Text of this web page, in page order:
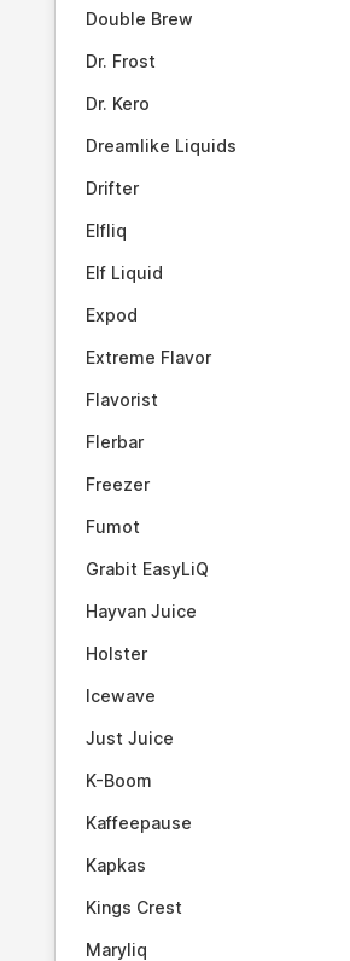
Double Brew
Dr. Frost
Dr. Kero
Dreamlike Liquids
Drifter
Elfliq
Elf Liquid
Expod
Extreme Flavor
Flavorist
Flerbar
Freezer
Fumot
Grabit EasyLiQ
Hayvan Juice
Holster
Icewave
Just Juice
K-Boom
Kaffeepause
Kapkas
Kings Crest
Maryliq